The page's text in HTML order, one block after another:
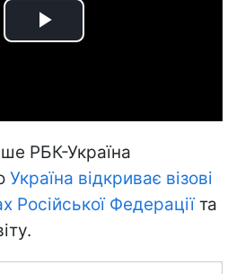
Play
РБК-Україна
Україна відкриває візові
Російської Федераціїта